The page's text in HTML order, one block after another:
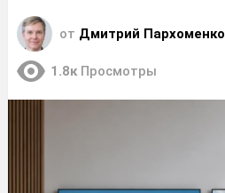
от Дмитрий Пархоменко
1.8к Просмотры